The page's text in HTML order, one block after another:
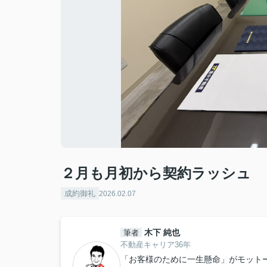
２月も月初から契約ラッシュ
成約御礼 2026.02.07
筆者 木下 純也
不動産キャリア36年
「お客様のために一生懸命」がモット